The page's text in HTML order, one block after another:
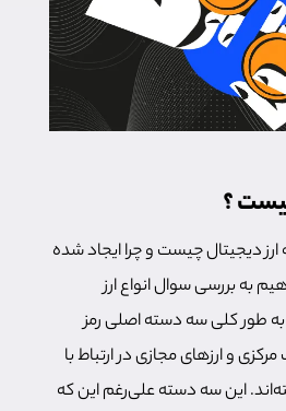
؟
دیجیتال چیست و چرا ایجاد شده
به بررسی سوال انواع ارز
طور کلی سه دسته اصلی رمز
و ارزهای مجازی در ارتباط با
این سه دسته علی‌رغم این که